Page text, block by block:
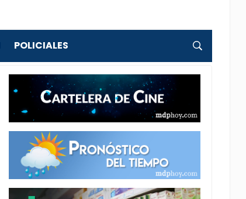
POLICIALES